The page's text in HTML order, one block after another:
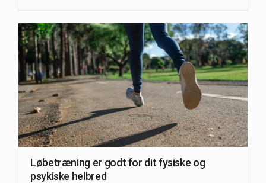
Løbetræning er godt for dit fysiske og
psykiske helbred